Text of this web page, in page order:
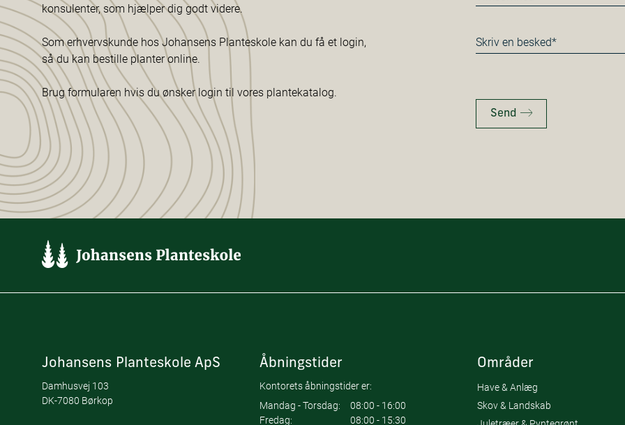
konsulenter, som hjælper dig godt videre.
Som erhvervskunde hos Johansens Planteskole kan du få et login,
så du kan bestille planter online.
Brug formularen hvis du ønsker login til vores plantekatalog.
*
Besked
*
Send
Johansens Planteskole ApS
Damhusvej 103
DK-7080 Børkop
Åbningstider
Kontorets åbningstider er:
Mandag - Torsdag:
08:00 - 16:00
Fredag:
08:00 - 15:30
Områder
Have & Anlæg
Skov & Landskab